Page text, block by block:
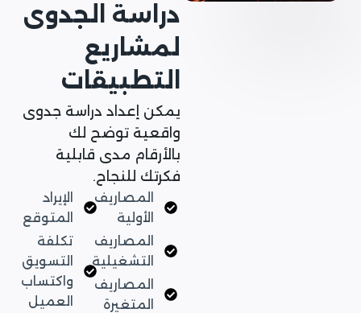
دراسة الجدوى
لمشاريع
التطبيقات
يمكن إعداد دراسة جدوى
واقعية توضح لك
بالأرقام مدى قابلية
فكرتك للنجاح.
المصاريف
الأولية
المصاريف
التشغيلية
المصاريف
المتغيرة
الإيراد
المتوقع
تكلفة
التسويق
واكتساب
العميل